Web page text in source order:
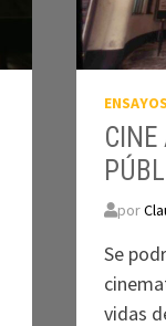
ENSAYOS
por
Se
vidas